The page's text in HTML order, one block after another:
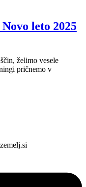
leto 2025
želimo vesele
pričnemo v